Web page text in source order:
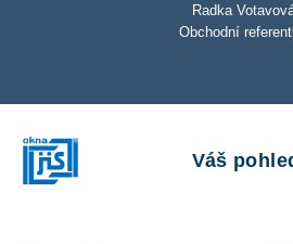
Radka
Obchodní
Váš